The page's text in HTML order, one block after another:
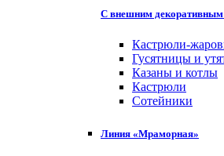
С внешним
Кастрюли-
Гусятницы и
Казаны и котлы
Кастрюли
Сотейники
Линия «Мраморная»